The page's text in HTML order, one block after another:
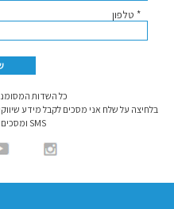
* טלפון
כל השדות
בלחיצה על שלח אני מסכים לקבל מידע
SMS ומסכים לתנאי השימוש